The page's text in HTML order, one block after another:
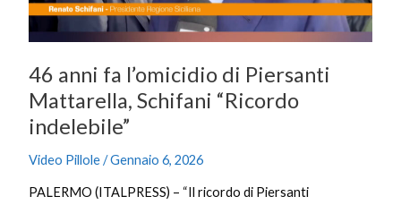
46 anni fa l’omicidio di Piersanti
Mattarella, Schifani “Ricordo
indelebile”
Video Pillole/Gennaio 6, 2026
PALERMO (ITALPRESS) – “Il ricordo di Piersanti
Schifani
“Ricordo